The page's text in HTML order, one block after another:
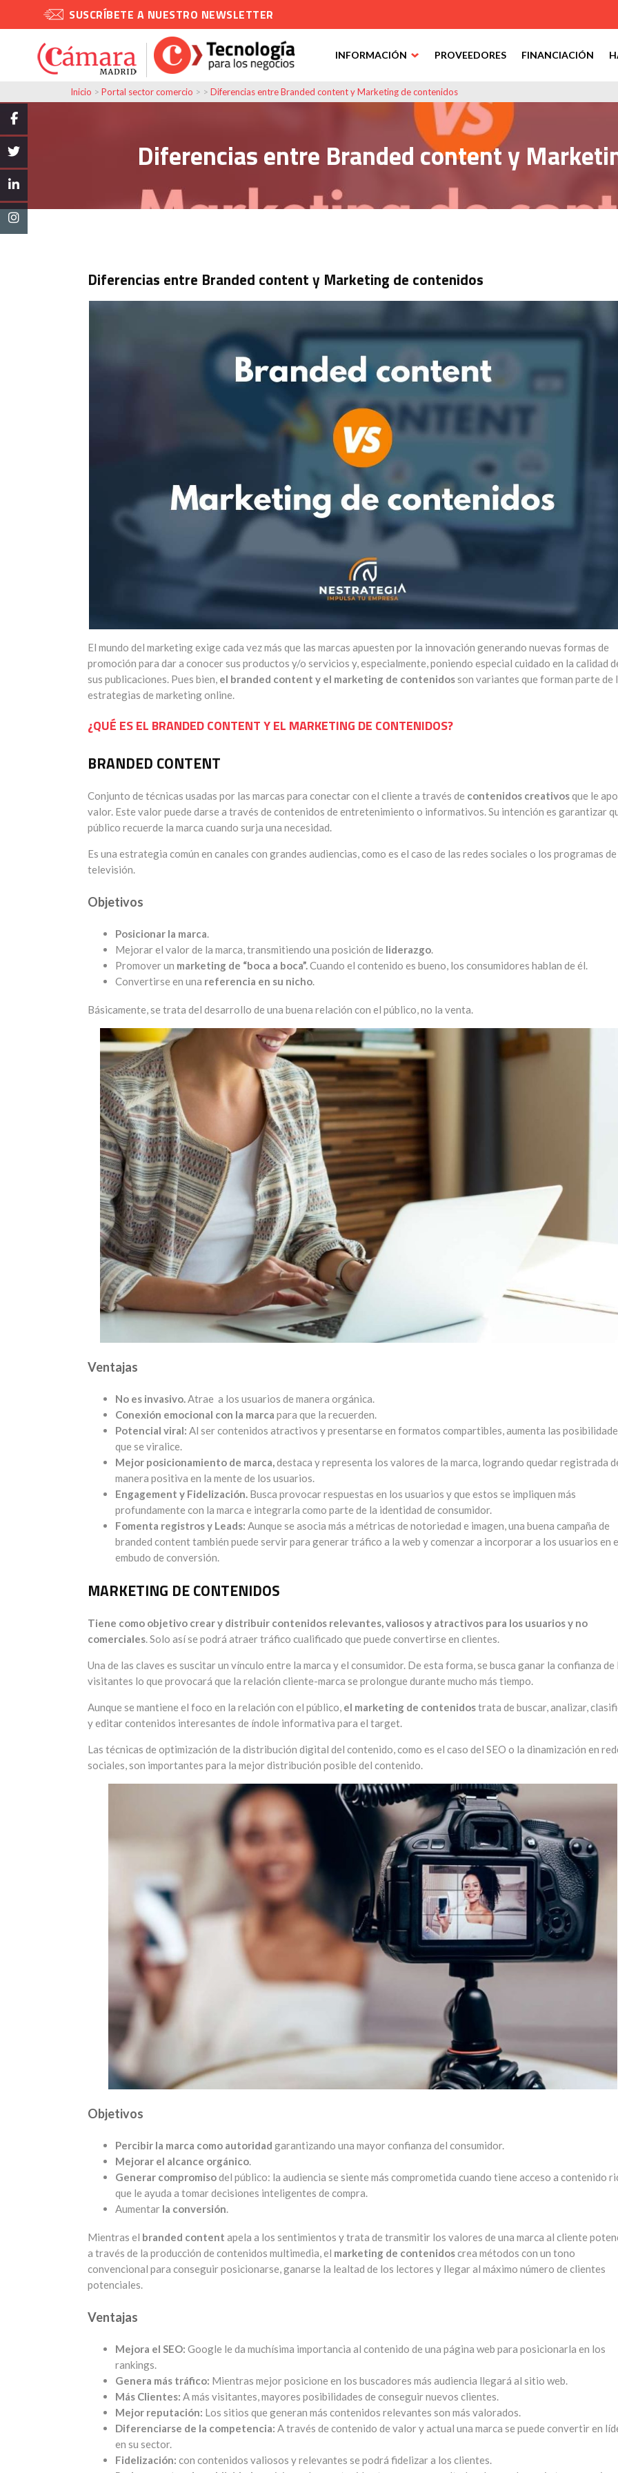
SUSCRÍBETE A NUESTRO NEWSLETTER
INFORMACIÓN PROVEEDORES FINANCIACIÓN
Inicio > Portal sector comercio > > Diferencias entre Branded content y Marketing de contenidos
Diferencias entre Branded content y
Diferencias entre Branded content y Marketing de contenidos
El mundo del marketing exige cada vez más que las marcas apuesten por la innovación generando nuevas formas de
promoción para dar a conocer sus productos y/o servicios y, especialmente, poniendo especial cuidado en la calidad
sus publicaciones. Pues bien, el branded content y el marketing de contenidosson variantes que forman parte de
estrategias de marketing online.
¿QUÉ ES EL BRANDED CONTENT Y EL MARKETING DE CONTENIDOS?
BRANDED CONTENT
Conjunto de técnicas usadas por las marcas para conectar con el cliente a través de contenidos creativosque le
valor. Este valor puede darse a través de contenidos de entretenimiento o informativos. Su intención es garantizar
público recuerde la marca cuando surja una necesidad.
Es una estrategia común en canales con grandes audiencias, como es el caso de las redes sociales o los programas de
televisión.
Objetivos
Posicionar la marca.
Mejorar el valor de la marca, transmitiendo una posición de liderazgo.
Promover un marketing de “boca a boca”.Cuando el contenido es bueno, los consumidores hablan de él.
Convertirse en una referencia en su nicho.
Básicamente, se trata del desarrollo de una buena relación con el público, no la venta.
Ventajas
No es invasivo.Atrae a los usuarios de manera orgánica.
Conexión emocional con la marca para que la recuerden.
Potencial viral: Al ser contenidos atractivos y presentarse en formatos compartibles, aumenta las
que se viralice.
Mejor posicionamiento de marca,destaca y representa los valores de la marca, logrando quedar registrada
manera positiva en la mente de los usuarios.
Engagement y Fidelización. Busca provocar respuestas en los usuarios y que estos se impliquen más
profundamente con la marca e integrarla como parte de la identidad de consumidor.
Fomenta registros y Leads: Aunque se asocia más a métricas de notoriedad e imagen, una buena campaña de
branded content también puede servir para generar tráfico a la web y comenzar a incorporar a los usuarios en
embudo de conversión.
MARKETING DE CONTENIDOS
Tiene como objetivo crear y distribuir contenidos relevantes, valiosos y atractivos para los usuarios y no
comerciales. Solo así se podrá atraer tráfico cualificado que puede convertirse en clientes.
Una de las claves es suscitar un vínculo entre la marca y el consumidor. De esta forma, se busca ganar la confianza de
visitantes lo que provocará que la relación cliente-marca se prolongue durante mucho más tiempo.
Aunque se mantiene el foco en la relación con el público, el marketing de contenidostrata de buscar, analizar,
y editar contenidos interesantes de índole informativa para el target.
Las técnicas de optimización de la distribución digital del contenido, como es el caso del SEO o la dinamización en
sociales, son importantes para la mejor distribución posible del contenido.
Objetivos
Percibir la marca como autoridad garantizando una mayor confianza del consumidor.
Mejorar el alcance orgánico.
Generar compromisodel público: la audiencia se siente más comprometida cuando tiene acceso a contenido
que le ayuda a tomar decisiones inteligentes de compra.
Aumentar la conversión.
Mientras el branded content apela a los sentimientos y trata de transmitir los valores de una marca al cliente
a través de la producción de contenidos multimedia, el marketing de contenidoscrea métodos con un tono
convencional para conseguir posicionarse, ganarse la lealtad de los lectores y llegar al máximo número de clientes
potenciales.
Ventajas
Mejora el SEO: Google le da muchísima importancia al contenido de una página web para posicionarla en los
rankings.
Genera más tráfico: Mientras mejor posicione en los buscadores más audiencia llegará al sitio web.
Más Clientes: A más visitantes, mayores posibilidades de conseguir nuevos clientes.
Mejor reputación: Los sitios que generan más contenidos relevantes son más valorados.
Diferenciarse de la competencia: A través de contenido de valor y actual una marca se puede convertir en
en su sector.
Fidelización: con contenidos valiosos y relevantes se podrá fidelizar a los clientes.